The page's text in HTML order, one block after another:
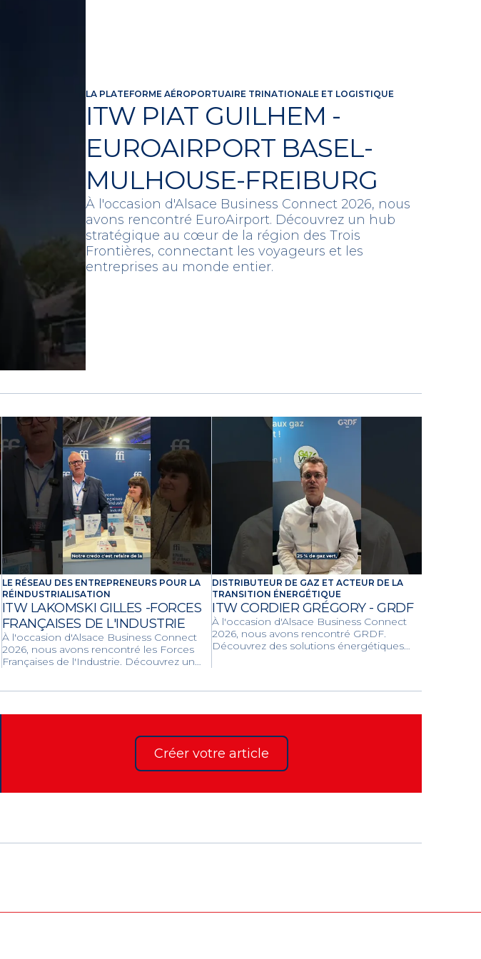
LA PLATEFORME AÉROPORTUAIRE TRINATIONALE ET LOGISTIQUE
ITW PIAT GUILHEM -
EUROAIRPORT BASEL-
MULHOUSE-FREIBURG
À l'occasion d'Alsace Business Connect 2026, nous
avons rencontré EuroAirport. Découvrez un hub
stratégique au cœur de la région des Trois
Frontières, connectant les voyageurs et les
entreprises au monde entier.
LE RÉSEAU DES ENTREPRENEURS POUR LA
RÉINDUSTRIALISATION
ITW LAKOMSKI GILLES -FORCES
FRANÇAISES DE L'INDUSTRIE
À l'occasion d'Alsace Business Connect
2026, nous avons rencontré les Forces
Françaises de l'Industrie. Découvrez un
DISTRIBUTEUR DE GAZ ET ACTEUR DE LA
TRANSITION ÉNERGÉTIQUE
ITW CORDIER GRÉGORY - GRDF
À l'occasion d'Alsace Business Connect
2026, nous avons rencontré GRDF.
Découvrez des solutions énergétiques
Créer votre article